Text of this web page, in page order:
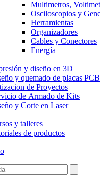
Multimetros,
Osciloscopios y
Herramientas
Organizadores
Cables y Conectores
Energía
y diseño en 3D
y quemado de placas PCB
de Proyectos
de Armado de Kits
y Corte en Laser
y talleres
de productos